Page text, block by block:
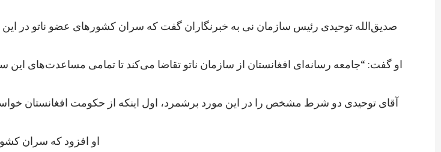
صدیق‌الله توحیدی رئیس سازمان نی به خبرنگاران گفت که سران کشورهای عضو ناتو در
او گفت: “جامعه رسانه‌ای افغانستان از سازمان ناتو تقاضا می‌کند تا تمامی مساعدت‌های
آقای توحیدی دو شرط مشخص را در این مورد برشمرد، اول اینکه از حکومت افغانستان
او افزود که سران